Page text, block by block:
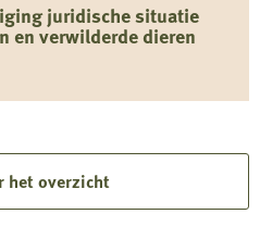
juridische situatie
en verwilderde dieren
het overzicht